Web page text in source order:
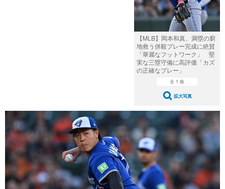
写真
【MLB】岡本和真、満塁の窮
地救う併殺プレー完成に絶賛
「華麗なフットワーク」 堅
実な三塁守備に高評価「カズ
の正確なプレー」
全 1 枚
拡大写真